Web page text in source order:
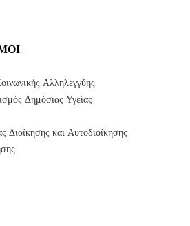
Αλληλεγγύης
Δημόσιας Υγείας
Διοίκησης και Αυτοδιοίκησης